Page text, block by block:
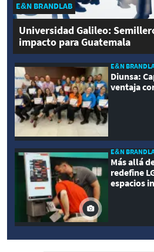
E&N BRANDLAB
Universidad Galileo:
impacto para Guatemala
E&N
Diunsa:
ventaja
E&N
Más allá
redefine
espacios